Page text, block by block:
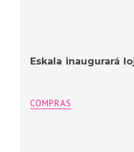
Eskala inaugurará
COMPRAS